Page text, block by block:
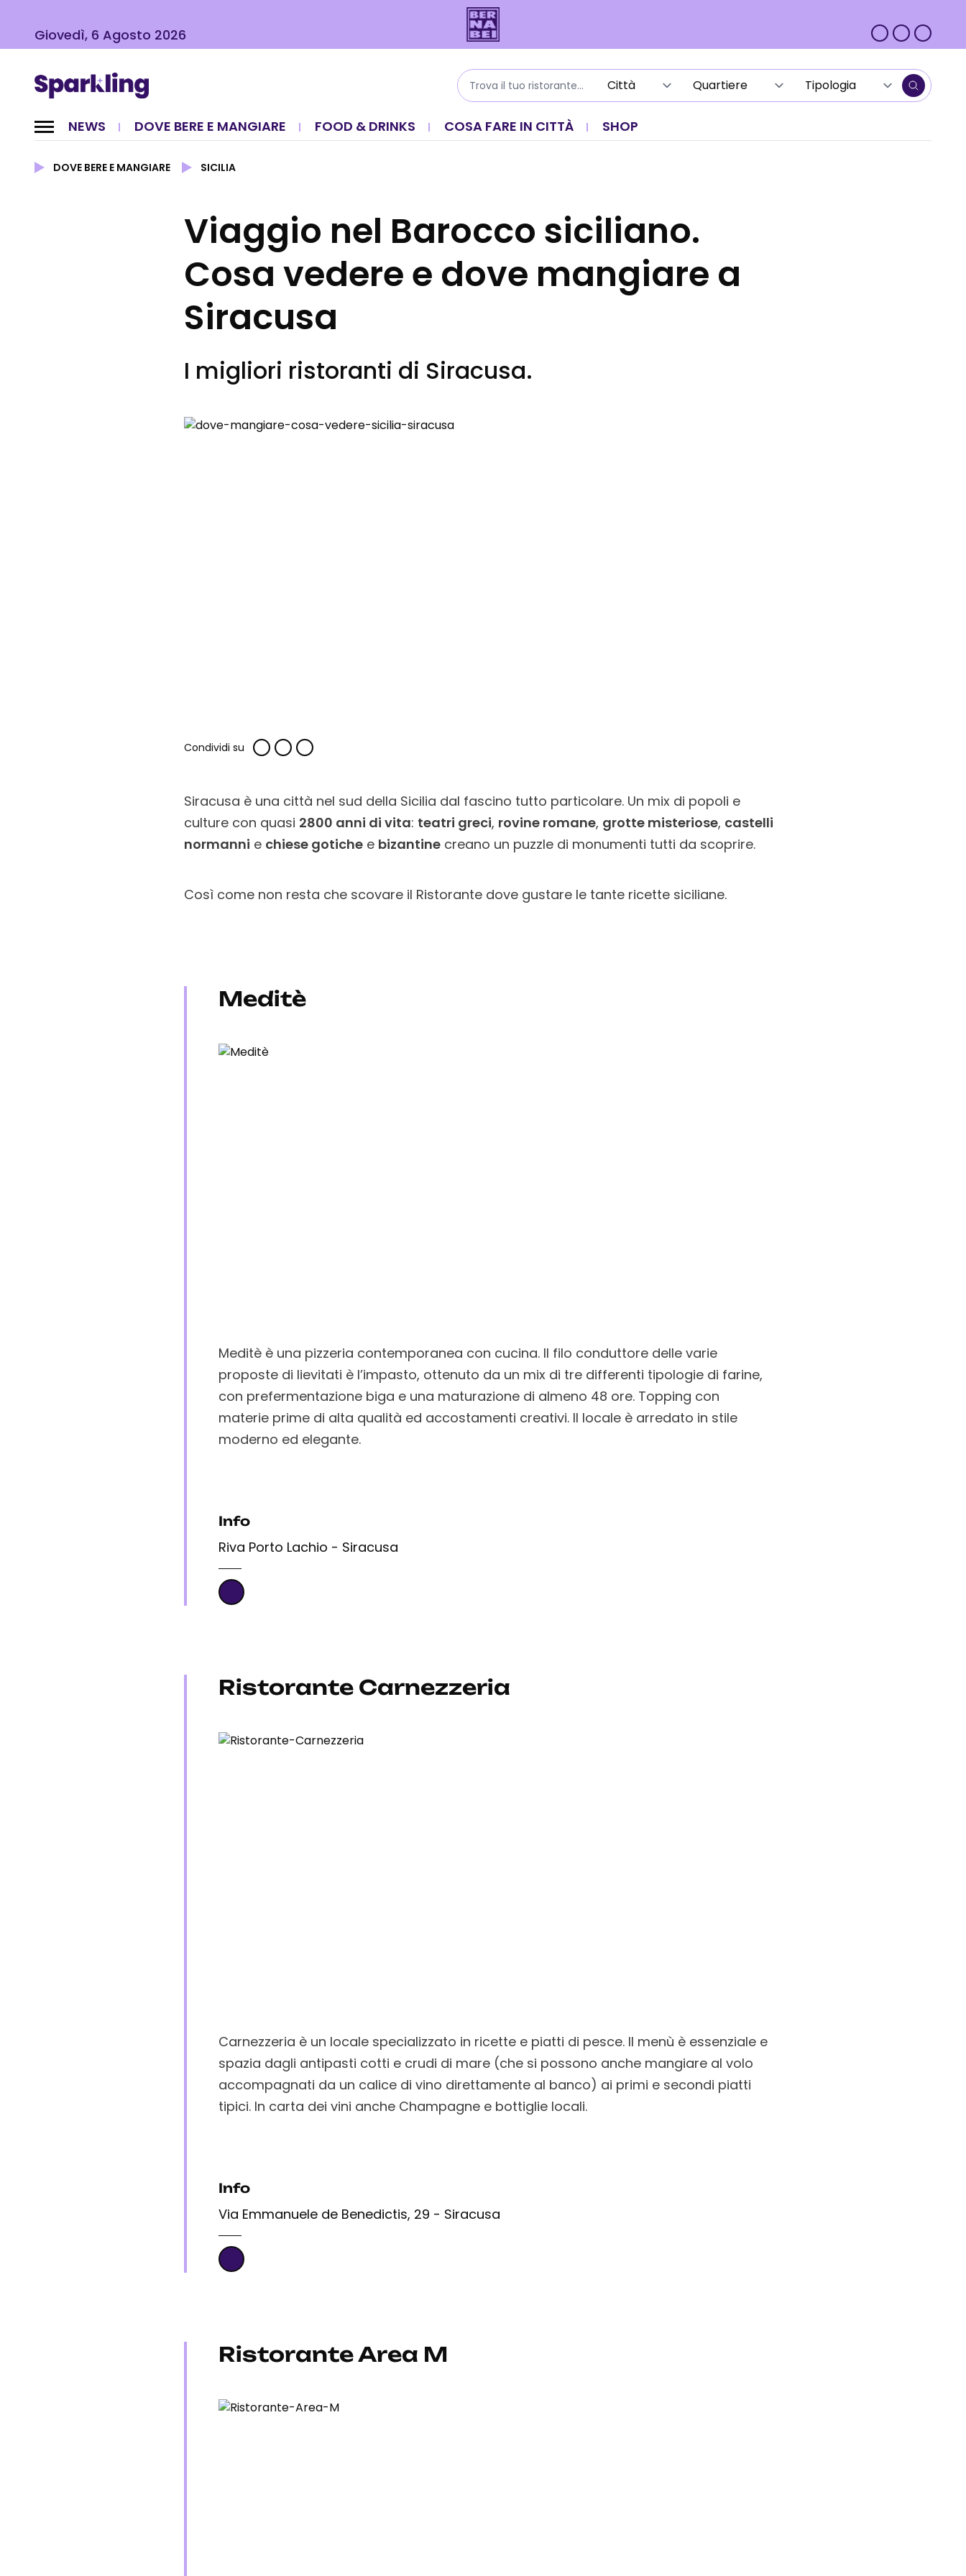
Giovedì, 6 Agosto 2026
NEWS DOVE BERE E MANGIARE FOOD & DRINKS COSA FARE IN CITTÀ SHOP
DOVE BERE E MANGIARE SICILIA
Viaggio nel Barocco siciliano.
Cosa vedere e dove mangiare a
Siracusa
I migliori ristoranti di Siracusa.
Condividi su
Siracusa è una città nel sud della Sicilia dal fascino tutto particolare. Un mix di popoli e
culture con quasi 2800 anni di vita: teatri greci, rovine romane, grotte misteriose, castelli
normanni e chiese gotiche e bizantine creano un puzzle di monumenti tutti da scoprire.
Così come non resta che scovare il Ristorante dove gustare le tante ricette siciliane.
Meditè
Meditè è una pizzeria contemporanea con cucina. Il filo conduttore delle varie
proposte di lievitati è l’impasto, ottenuto da un mix di tre differenti tipologie di farine,
con prefermentazione biga e una maturazione di almeno 48 ore. Topping con
materie prime di alta qualità ed accostamenti creativi. Il locale è arredato in stile
moderno ed elegante.
Info
Riva Porto Lachio - Siracusa
Ristorante Carnezzeria
Carnezzeria è un locale specializzato in ricette e piatti di pesce. Il menù è essenziale e
spazia dagli antipasti cotti e crudi di mare (che si possono anche mangiare al volo
accompagnati da un calice di vino direttamente al banco) ai primi e secondi piatti
tipici. In carta dei vini anche Champagne e bottiglie locali.
Info
Via Emmanuele de Benedictis, 29 - Siracusa
Ristorante Area M